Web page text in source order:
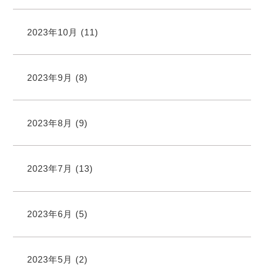
2023年10月 (11)
2023年9月 (8)
2023年8月 (9)
2023年7月 (13)
2023年6月 (5)
2023年5月 (2)